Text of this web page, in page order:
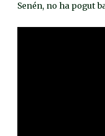
Senén, no ha pogut